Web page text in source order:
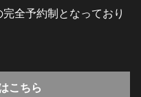
全予約制となっており
こちら